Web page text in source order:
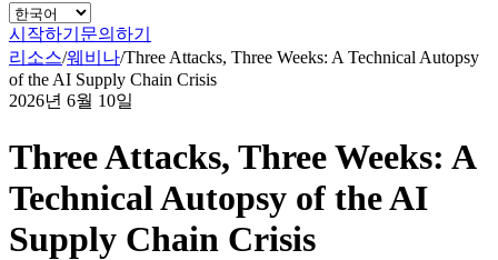
시작하기 문의하기
리소스/웨비나/Three Attacks, Three Weeks: A Technical Autopsy
of the AI Supply Chain Crisis
2026년 6월 10일
Three Attacks, Three Weeks: A
Technical Autopsy of the AI
Supply Chain Crisis